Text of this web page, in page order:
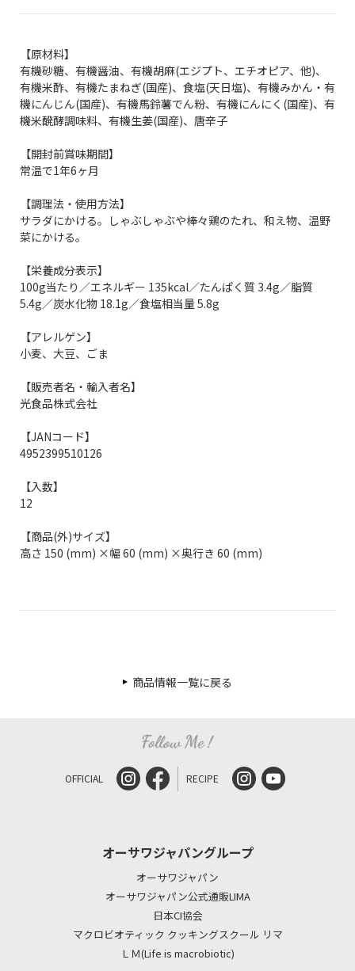
【原材料】
有機砂糖、有機醤油、有機胡麻(エジプト、エチオピア、他)、
有機米酢、有機たまねぎ(国産)、食塩(天日塩)、有機みかん・有
機にんじん(国産)、有機馬鈴薯でん粉、有機にんにく(国産)、有
機米醗酵調味料、有機生姜(国産)、唐辛子
【開封前賞味期間】
常温で1年6ヶ月
【調理法・使用方法】
サラダにかける。しゃぶしゃぶや棒々鶏のたれ、和え物、温野
菜にかける。
【栄養成分表示】
100g当たり／エネルギー 135kcal／たんぱく質 3.4g／脂質
5.4g／炭水化物 18.1g／食塩相当量 5.8g
【アレルゲン】
小麦、大豆、ごま
【販売者名・輸入者名】
光食品株式会社
【JANコード】
4952399510126
【入数】
12
【商品(外)サイズ】
高さ 150 (mm) ×幅 60 (mm) ×奥行き 60 (mm)
商品情報一覧に戻る
OFFICIAL RECIPE
オーサワジャパングループ
オーサワジャパン
オーサワジャパン公式通販LIMA
日本CI協会
マクロビオティック クッキングスクール リマ
ＬＭ(Life is macrobiotic)